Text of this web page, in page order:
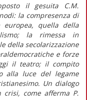
il gesuita C.M.
la compresenza di
quella della
la rimessa in
della secolarizzazione
e forze
il teatro; il compito
alla luce del legame
Un dialogo
come afferma P.